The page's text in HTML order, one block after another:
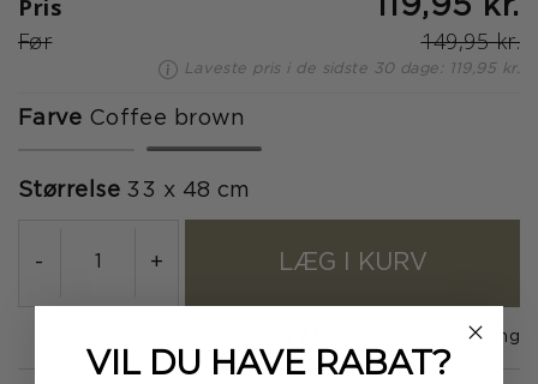
Pris 119,95 kr.
Før 149,95 kr.
Laveste pris i de sidste 30 dage: 119,95 kr.
Farve Coffee brown
valgte
Størrelse 33 x 48 cm
- + LÆG I KURV
1-3 dages levering
VIL DU HAVE RABAT?